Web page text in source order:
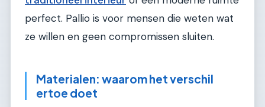
perfect. Pallio is voor mensen die weten wat
ze willen en geen compromissen sluiten.
Materialen: waarom het verschil
ertoe doet